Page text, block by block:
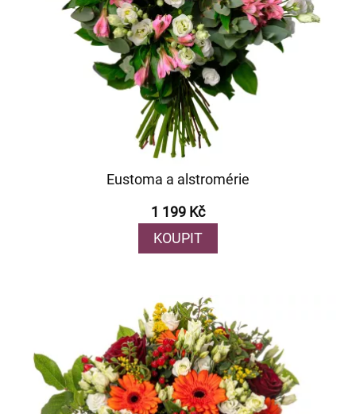
Eustoma a alstromérie
1 199 Kč
KOUPIT